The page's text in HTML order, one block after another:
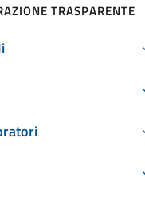
TRASPARENTE